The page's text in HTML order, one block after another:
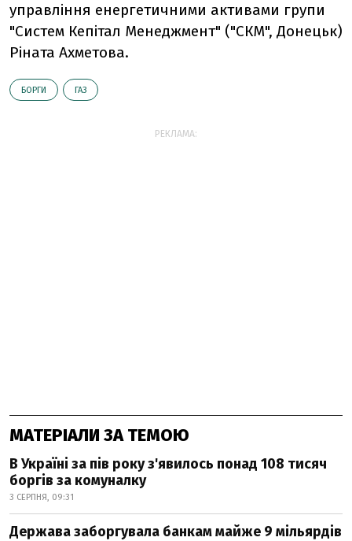
управління енергетичними активами групи
"Систем Кепітал Менеджмент" ("СКМ", Донецьк)
Ріната Ахметова.
БОРГИ ГАЗ
РЕКЛАМА:
МАТЕРІАЛИ ЗА ТЕМОЮ
В Україні за пів року з'явилось понад 108 тисяч
боргів за комуналку
3 СЕРПНЯ, 09:31
Держава заборгувала банкам майже 9 мільярдів